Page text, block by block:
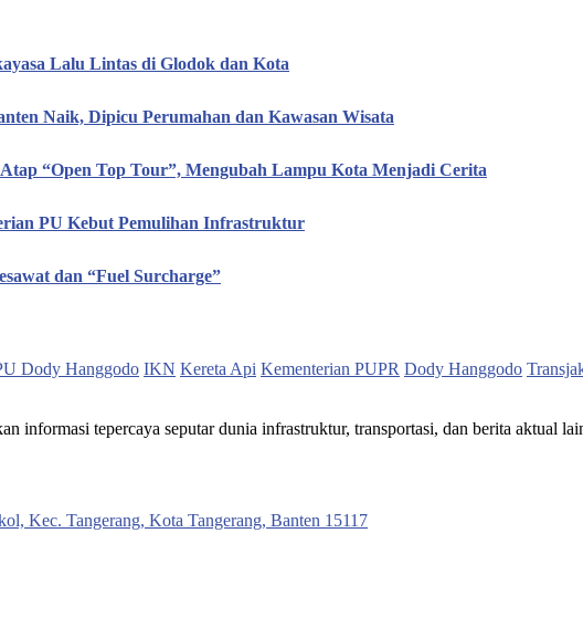
Lalu Lintas di Glodok dan Kota
Naik, Dipicu Perumahan dan Kawasan Wisata
“Open Top Tour”, Mengubah Lampu Kota Menjadi Cerita
PU Kebut Pemulihan Infrastruktur
dan “Fuel Surcharge”
Dody Hanggodo IKN Kereta Api Kementerian PUPR Dody Hanggodo
informasi tepercaya seputar dunia infrastruktur, transportasi, dan berita aktual
Kec. Tangerang, Kota Tangerang, Banten 15117